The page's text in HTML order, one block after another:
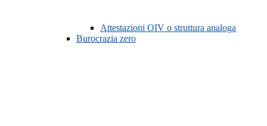
Attestazioni OIV o struttura analoga
Burocrazia zero